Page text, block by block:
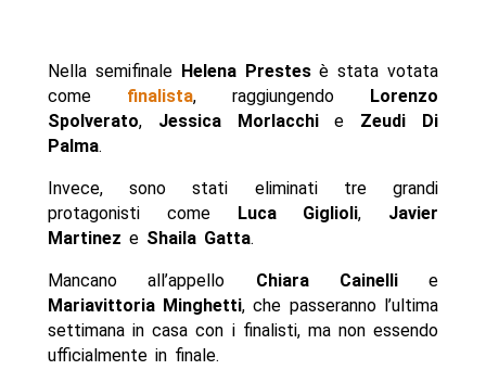
Nella semifinale Helena Prestesè stata votata
come finalista, raggiungendo Lorenzo
Spolverato, Jessica Morlacchie Zeudi Di
Palma.
Invece, sono stati eliminati tre grandi
protagonisti come Luca Giglioli, Javier
Martinez e Shaila Gatta.
Mancano all’appello Chiara Cainellie
Mariavittoria Minghetti, che passeranno l’ultima
settimana in casa con i finalisti, ma non essendo
ufficialmente in finale.